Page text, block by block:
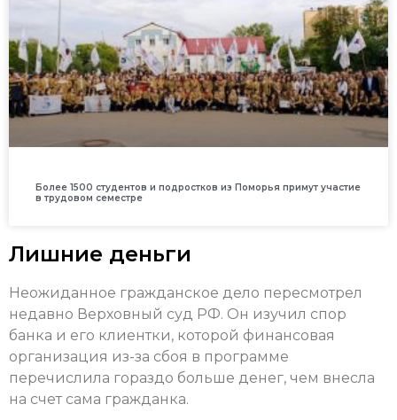
Более 1500 студентов и подростков из Поморья примут участие
в трудовом семестре
Лишние деньги
Неожиданное гражданское дело пересмотрел
недавно Верховный суд РФ. Он изучил спор
банка и его клиентки, которой финансовая
организация из-за сбоя в программе
перечислила гораздо больше денег, чем внесла
на счет сама гражданка.